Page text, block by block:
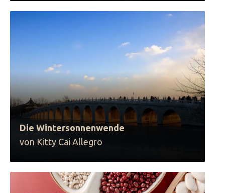
Die Wintersonnenwende
von Kitty Cai Allegro